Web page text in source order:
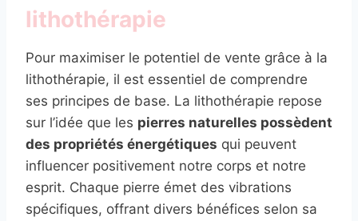
lithothérapie
Pour maximiser le potentiel de vente grâce à la
lithothérapie, il est essentiel de comprendre
ses principes de base. La lithothérapie repose
sur l’idée que les pierres naturelles possèdent
des propriétés énergétiques qui peuvent
influencer positivement notre corps et notre
esprit. Chaque pierre émet des vibrations
spécifiques, offrant divers bénéfices selon sa